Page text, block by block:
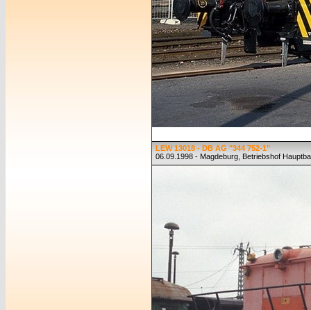
LEW 13018 - DB AG "344 752-1"
06.09.1998 - Magdeburg, Betriebshof